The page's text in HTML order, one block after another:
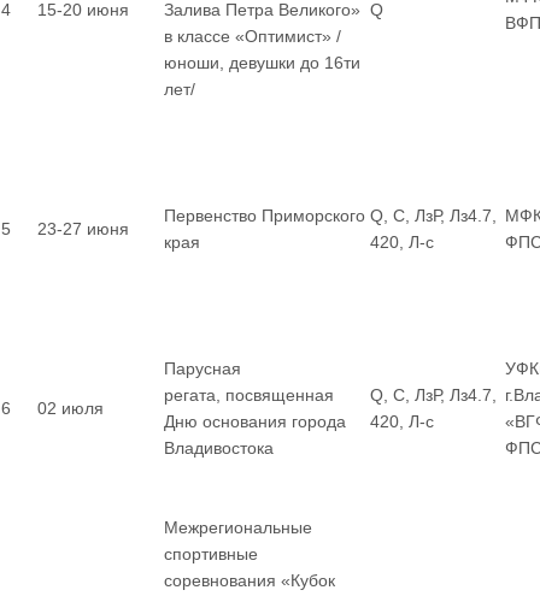
4 15-20 июня
Залива Петра Великого»
в классе «Оптимист» /
юноши, девушки до 16ти
лет/
Q
5 23-27 июня
Первенство Приморского
края
Q, С, ЛзР, Лз4.7,
420, Л-с
6 02 июля
Парусная
регата, посвященная
Дню основания города
Владивостока
Q, С, ЛзР, Лз4.7,
420, Л-с
Межрегиональные
спортивные
соревнования «Кубок